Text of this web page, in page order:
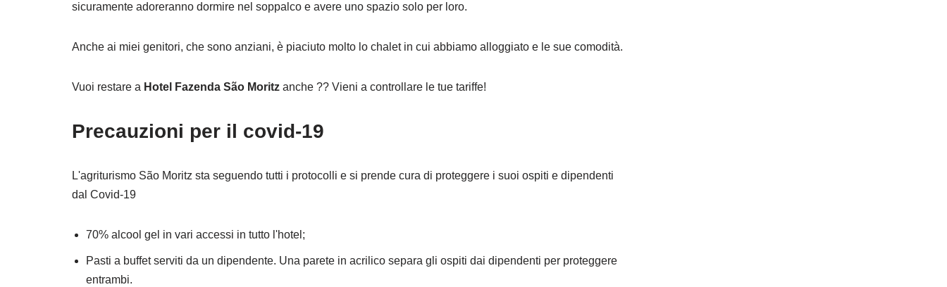
sicuramente adoreranno dormire nel soppalco e avere uno spazio solo per loro.
Anche ai miei genitori, che sono anziani, è piaciuto molto lo chalet in cui abbiamo alloggiato e le sue comodità.
Vuoi restare a Hotel Fazenda São Moritz anche ?? Vieni a controllare le tue tariffe!
Precauzioni per il covid-19
L'agriturismo São Moritz sta seguendo tutti i protocolli e si prende cura di proteggere i suoi ospiti e dipendenti
dal Covid-19
70% alcool gel in vari accessi in tutto l'hotel;
Pasti a buffet serviti da un dipendente. Una parete in acrilico separa gli ospiti dai dipendenti per proteggere
entrambi.